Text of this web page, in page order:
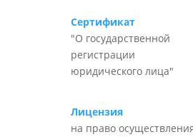
Сертификат
"О государственной
регистрации
юридического лица"
Лицензия
на право